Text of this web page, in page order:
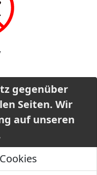
gegenüber
Seiten. Wir
auf unseren